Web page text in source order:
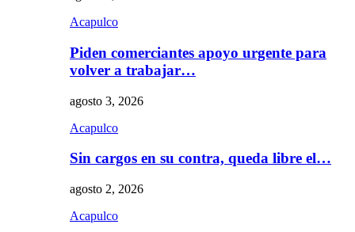
Acapulco
Piden comerciantes apoyo urgente para
volver a trabajar…
agosto 3, 2026
Acapulco
Sin cargos en su contra, queda libre el…
agosto 2, 2026
Acapulco